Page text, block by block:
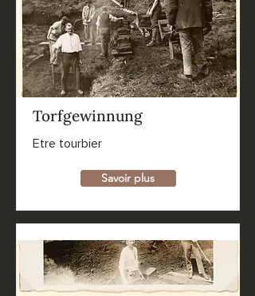
Torfgewinnung
Etre tourbier
Savoir plus